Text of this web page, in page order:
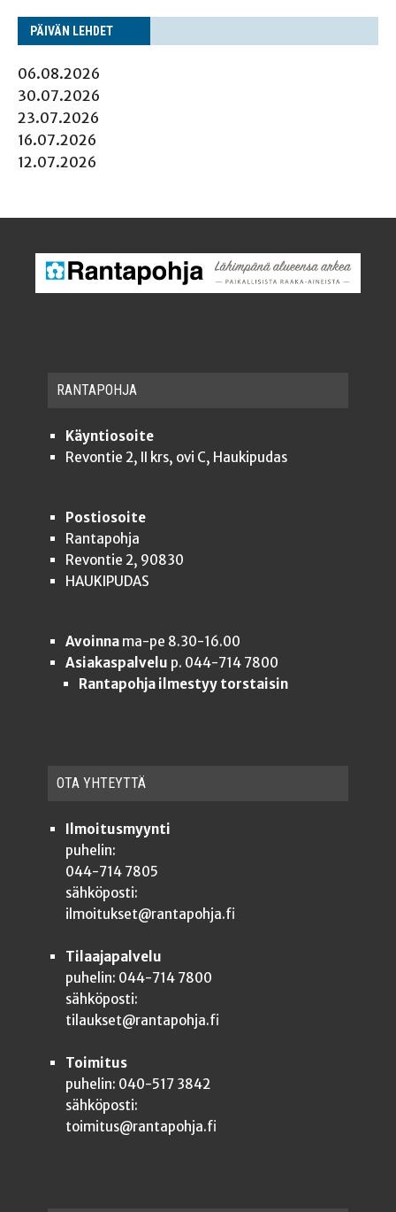
PÄI­VÄN LEHDET
06.08.2026
30.07.2026
23.07.2026
16.07.2026
12.07.2026
RAN­TA­POH­JA
Käyntiosoite
Revontie 2, II krs, ovi C, Haukipudas
Postiosoite
Rantapohja
Revontie 2, 90830
HAUKIPUDAS
Avoinnama-pe 8.30-16.00
Asiakaspalvelu p. 044-714 7800
Rantapohja ilmestyy torstaisin
OTA YHTEYT­TÄ
Ilmoitusmyynti
puhelin:
044-714 7805
sähköposti:
ilmoitukset@rantapohja.fi
Tilaajapalvelu
puhelin: 044-714 7800
sähköposti:
tilaukset@rantapohja.fi
Toimitus
puhelin: 040-517 3842
sähköposti:
toimitus@rantapohja.fi